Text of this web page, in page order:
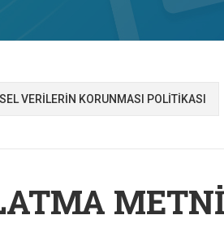
VERİLERİN KORUNMASI POLİTİKASI
METNİ